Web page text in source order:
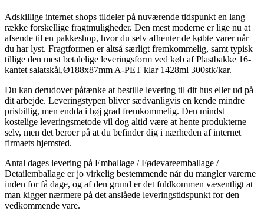
Adskillige internet shops tildeler på nuværende tidspunkt en lang
række forskellige fragtmuligheder. Den mest moderne er lige nu at
afsende til en pakkeshop, hvor du selv afhenter de købte varer når
du har lyst. Fragtformen er altså særligt fremkommelig, samt typisk
tillige den mest betalelige leveringsform ved køb af Plastbakke 16-
kantet salatskål,Ø188x87mm A-PET klar 1428ml 300stk/kar.
Du kan derudover påtænke at bestille levering til dit hus eller ud på
dit arbejde. Leveringstypen bliver sædvanligvis en kende mindre
prisbillig, men endda i høj grad fremkommelig. Den mindst
kostelige leveringsmetode vil dog altid være at hente produkterne
selv, men det beroer på at du befinder dig i nærheden af internet
firmaets hjemsted.
Antal dages levering på Emballage / Fødevareemballage /
Detailemballage er jo virkelig bestemmende når du mangler varerne
inden for få dage, og af den grund er det fuldkommen væsentligt at
man kigger nærmere på det anslåede leveringstidspunkt for den
vedkommende vare.